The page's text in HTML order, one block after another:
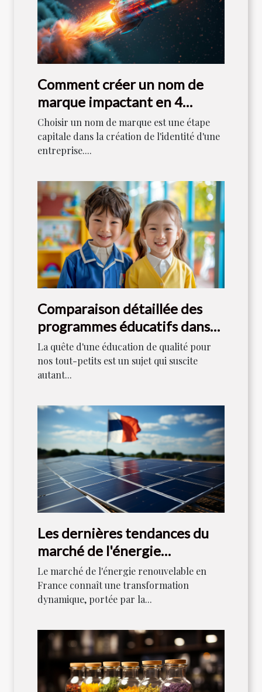
Comment créer un nom de
marque impactant en 4
étapes
Choisir un nom de marque est une étape
capitale dans la création de l'identité d'une
entreprise....
Comparaison détaillée des
programmes éducatifs dans
les écoles maternelles
publiques et privées
La quête d'une éducation de qualité pour
nos tout-petits est un sujet qui suscite
autant...
Les dernières tendances du
marché de l'énergie
renouvelable en France
Le marché de l'énergie renouvelable en
France connaît une transformation
dynamique, portée par la...